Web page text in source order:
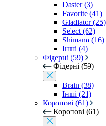
Daster (3)
Favorite (41)
Gladiator (25)
Select (62)
Shimano (16)
Інші (4)
Фідерні (59)
Фідерні (59)
Brain (38)
Інші (21)
Коропові (61)
Коропові (61)